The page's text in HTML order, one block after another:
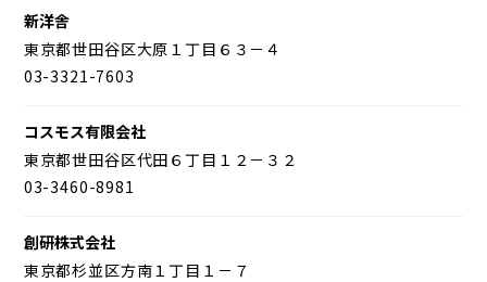
新洋舎
東京都世田谷区大原１丁目６３－４
03-3321-7603
コスモス有限会社
東京都世田谷区代田６丁目１２－３２
03-3460-8981
創研株式会社
東京都杉並区方南１丁目１－７